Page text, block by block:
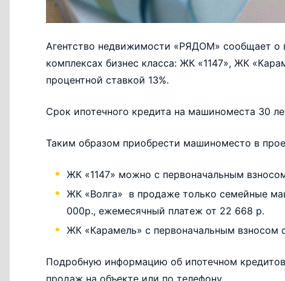
Агентство недвижимости «РЯДОМ» сообщает
комплексах бизнес класса: ЖК «1147», ЖК
процентной ставкой 13%.
Срок ипотечного кредита на машиноместа 30
Таким образом приобрести машиноместо в
ЖК «1147» можно с первоначальным
ЖК «Волга» в продаже только семейные
000р., ежемесячный платеж от 22 668 р.
ЖК «Карамель» с первоначальным взносом
Подробную информацию об ипотечном